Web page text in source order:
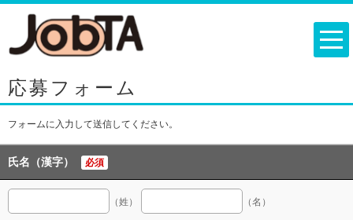
応募フォーム
フォームに入力して送信してください。
氏名（漢字） 必須
（姓） （名）